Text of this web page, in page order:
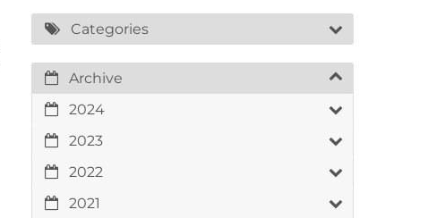
Categories
Archive
2024
2023
2022
2021